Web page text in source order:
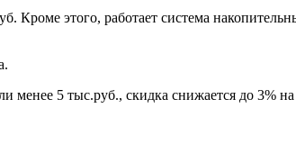
Кроме этого, работает система
менее 5 тыс.руб., скидка снижается до 3%